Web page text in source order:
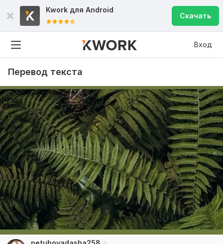
Kwork для Android
Скачать
Вход
Перевод текста